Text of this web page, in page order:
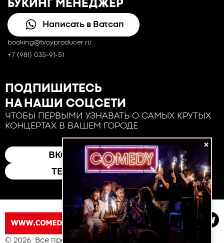
БУКИНГ МЕНЕДЖЕР
Написать в Ватсап
booking@tvoyproducer.ru
+7 (981) 035-91-51
×
ПОДПИШИТЕСЬ
НА НАШИ СОЦСЕТИ
ЧТОБЫ ПЕРВЫМИ УЗНАВАТЬ О САМЫХ КРУТЫХ
КОНЦЕРТАХ В ВАШЕМ ГОРОДЕ
ВКОНТАКТЕ
ТЕЛЕГРАМ
© 2026. Все права защищены